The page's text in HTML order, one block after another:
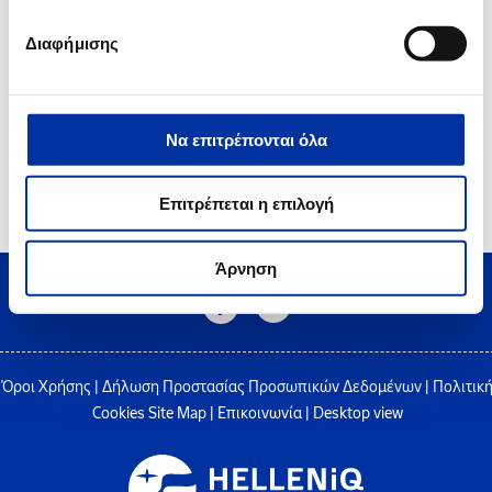
Διαφήμισης
Να επιτρέπονται όλα
Επιτρέπεται η επιλογή
Άρνηση
Όροι Χρήσης Δήλωση Προστασίας Προσωπικών Δεδομένων
Πολιτική
Cookies Site Map| Επικοινωνία| Desktop view